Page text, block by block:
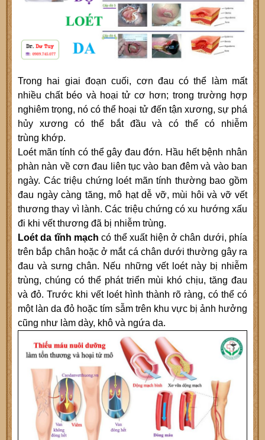
Trong hai giai đoạn cuối, cơn đau có thể làm mất
nhiều chất béo và hoại tử cơ hơn; trong trường hợp
nghiêm trọng, nó có thể hoại tử đến tận xương, sự phá
hủy xương có thể bắt đầu và có thể có nhiễm
trùng khớp.
Loét mãn tính có thể gây đau đớn. Hầu hết bệnh nhân
phàn nàn về cơn đau liên tục vào ban đêm và vào ban
ngày. Các triệu chứng loét mãn tính thường bao gồm
đau ngày càng tăng, mô hạt dễ vỡ, mùi hôi và vỡ vết
thương thay vì lành. Các triệu chứng có xu hướng xấu
đi khi vết thương đã bị nhiễm trùng.
Loét da tĩnh mạchcó thể xuất hiện ở chân dưới, phía
trên bắp chân hoặc ở mắt cá chân dưới thường gây ra
đau và sưng chân. Nếu những vết loét này bị nhiễm
trùng, chúng có thể phát triển mùi khó chịu, tăng đau
và đỏ. Trước khi vết loét hình thành rõ ràng, có thể có
một làn da đỏ hoặc tím sẫm trên khu vực bị ảnh hưởng
cũng như làm dày, khô và ngứa da.